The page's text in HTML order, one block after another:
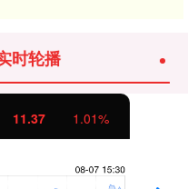
时轮播
11.37 1.01%